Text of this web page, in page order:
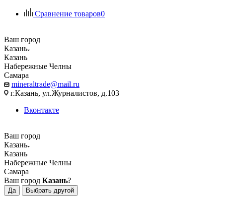
Сравнение товаров0
Ваш город
Казань
Казань
Набережные Челны
Самара
mineraltrade@mail.ru
г.Казань, ул.Журналистов, д.103
Вконтакте
Ваш город
Казань
Казань
Набережные Челны
Самара
Ваш город Казань?
Да Выбрать другой